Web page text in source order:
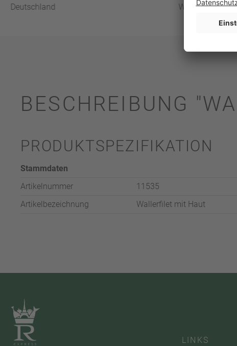
Deutschland
Wildfang / FAO
BESCHREIBUNG
PRODUKTSPEZIFIKATION
Stammdaten
Artikelnummer
11535
Artikelbezeichnung
Wallerfilet mit Haut
LINKS